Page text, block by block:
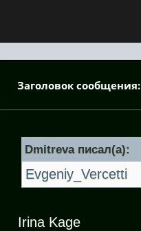
Заголовок сообщения:
Dmitreva писал(а):
Evgeniy_Vercetti
Irina Kage